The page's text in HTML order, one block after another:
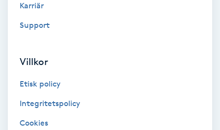
Hyaluronsyra
Hypnos
Hårbottenbehandling
Karriär
Support
Villkor
Etisk policy
Integritetspolicy
Cookies